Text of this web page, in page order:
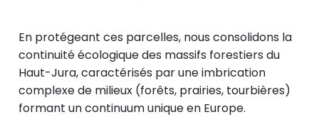
En protégeant ces parcelles, nous consolidons la
continuité écologique des massifs forestiers du
Haut-Jura, caractérisés par une imbrication
complexe de milieux (forêts, prairies, tourbières)
formant un continuum unique en Europe.